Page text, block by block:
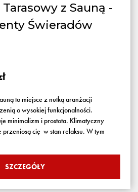
z Sauną -
Świeradów
to miejsce z nutką aranżacji
o wysokiej funkcjonalności.
minimalizm i prostota. Klimatyczny
przeniosą cię w stan relaksu. W tym
SZCZEGÓŁY